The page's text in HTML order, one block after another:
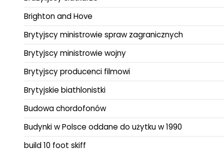
Brighton and Hove
Brytyjscy ministrowie spraw zagranicznych
Brytyjscy ministrowie wojny
Brytyjscy producenci filmowi
Brytyjskie biathlonistki
Budowa chordofonów
Budynki w Polsce oddane do użytku w 1990
build 10 foot skiff